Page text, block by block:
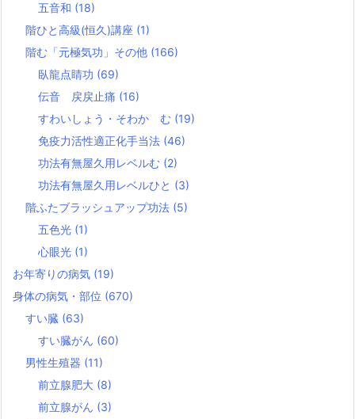
五音和 (18)
階ひと高級(恒久)講座 (1)
階む「元極気功」その他 (166)
臥龍点睛功 (69)
伝音 戻戻止痛 (16)
すわいしょう・そわか む (19)
免疫力活性適正化手当法 (46)
功法有無屋久用レベルむ (2)
功法有無屋久用レベルひと (3)
階ふたブラッシュアップ功法 (5)
五色光 (1)
心眼光 (1)
お年寄りの病気 (19)
身体の病気・部位 (670)
すい臓 (63)
すい臓がん (60)
男性生殖器 (11)
前立腺肥大 (8)
前立腺がん (3)